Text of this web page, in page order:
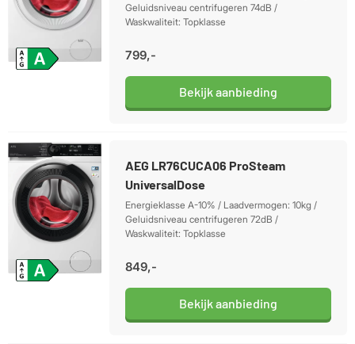
Geluidsniveau centrifugeren 74dB /
Waskwaliteit: Topklasse
799,-
Bekijk aanbieding
AEG LR76CUCA06 ProSteam
UniversalDose
Energieklasse A-10% / Laadvermogen: 10kg /
Geluidsniveau centrifugeren 72dB /
Waskwaliteit: Topklasse
849,-
Bekijk aanbieding